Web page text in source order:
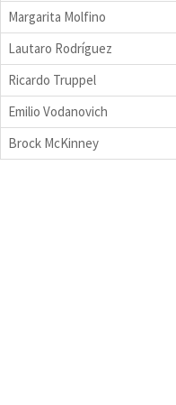
Margarita Molfino
Lautaro Rodríguez
Ricardo Truppel
Emilio Vodanovich
Brock McKinney